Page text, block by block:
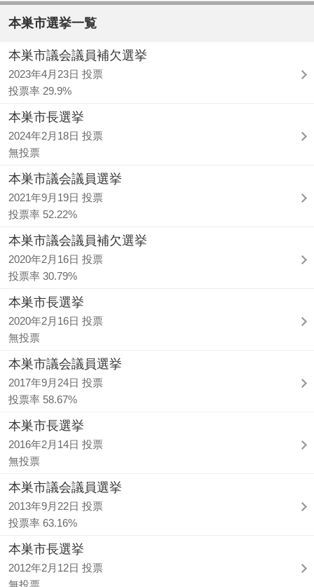
本巣市選挙一覧
本巣市議会議員補欠選挙
2023年4月23日 投票
投票率 29.9%
本巣市長選挙
2024年2月18日 投票
無投票
本巣市議会議員選挙
2021年9月19日 投票
投票率 52.22%
本巣市議会議員補欠選挙
2020年2月16日 投票
投票率 30.79%
本巣市長選挙
2020年2月16日 投票
無投票
本巣市議会議員選挙
2017年9月24日 投票
投票率 58.67%
本巣市長選挙
2016年2月14日 投票
無投票
本巣市議会議員選挙
2013年9月22日 投票
投票率 63.16%
本巣市長選挙
2012年2月12日 投票
無投票